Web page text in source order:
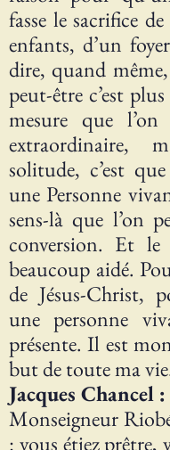
fasse le sacrifice
enfants, d’un
dire, quand
peut-être c’est
mesure que
extraordinaire,
solitude, c’est
une Personne
sens-là que l’on
conversion. Et le
beaucoup aidé.
de Jésus-Christ,
une personne
présente. Il est
but de toute ma
Jacques Chancel :
Monseigneur
: vous étiez prêtre,